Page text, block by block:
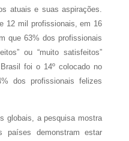
atuais e suas aspirações.
12 mil profissionais, em 16
que 63% dos profissionais
ou “muito satisfeitos”
foi o 14º colocado no
dos profissionais felizes
globais, a pesquisa mostra
países demonstram estar